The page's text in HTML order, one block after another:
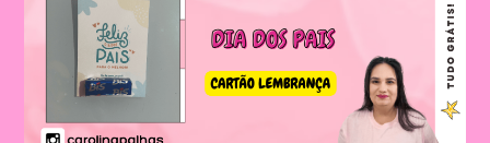
Na
Educação
Infantil
Fundamental